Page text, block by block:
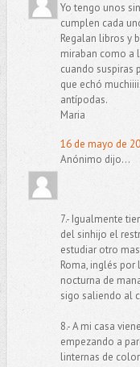
Yo tengo unos
cumplen cada
Regalan libros y
miraban como a
cuando suspiras
que echó
antípodas.
Maria
16 de mayo de
Anónimo dijo...
7.- Igualmente
del sinhijo el
estudiar otro
Roma, inglés por
nocturna de
sigo saliendo al
8.- A mi casa
empezando a
linternas de